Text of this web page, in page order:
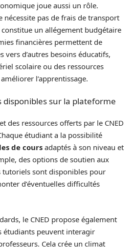
joue aussi un rôle.
nécessite pas de frais de transport
un allégement budgétaire
financières permettent de
vers d’autres besoins éducatifs,
scolaire ou des ressources
l’apprentissage.
disponibles sur la plateforme
des ressources offerts par le CNED
étudiant a la possibilité
de cours adaptés à son niveau et
des options de soutien aux
tutoriels sont disponibles pour
d’éventuelles difficultés
le CNED propose également
étudiants peuvent interagir
Cela crée un climat